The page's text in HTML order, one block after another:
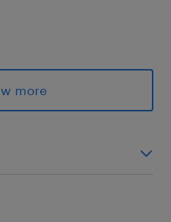
国内は北海道～九州に9
国や中国を始め欧州、東
車20分）
more
も大歓迎です◎